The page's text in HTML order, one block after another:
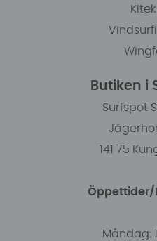
Butiken i
Surfspot
141 75
Öppettider/
Måndag: